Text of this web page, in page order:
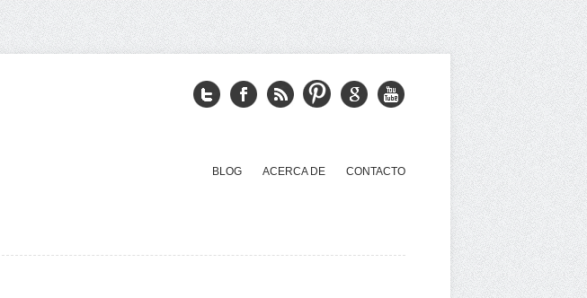
BLOG ACERCA DE CONTACTO